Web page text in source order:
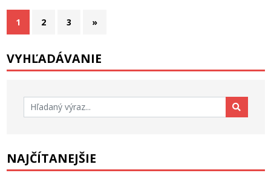
Stránkovanie
príspevkov
1 2 3 »
VYHĽADÁVANIE
Hľadať:
NAJČÍTANEJŠIE